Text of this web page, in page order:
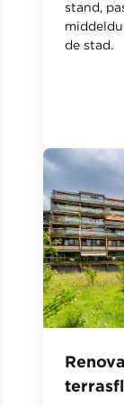
stand,
de stad.